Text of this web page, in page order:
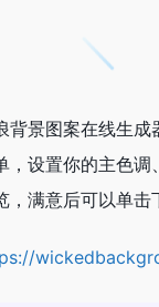
景图案在线生
设置你的主色
满意后可以单击